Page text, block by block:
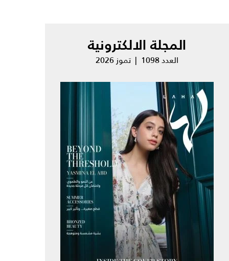
المجلة الالكترونية
العدد 1098 | تموز 2026